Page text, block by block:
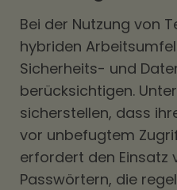
Bei der Nutzung von
hybriden
Sicherheits- und
berücksichtigen.
sicherstellen, dass
vor unbefugtem
erfordert den Einsatz
Passwörtern, die